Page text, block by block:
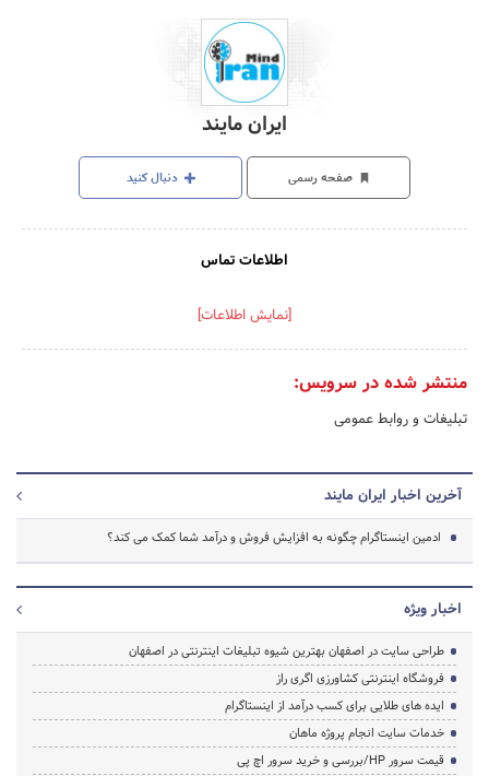
ایران مایند
صفحه رسمی دنبال کنید
اطلاعات تماس
[نمایش اطلاعات]
منتشر شده در سرویس:
تبلیغات و روابط عمومی
آخرین اخبار ایران مایند
ادمین اینستاگرام چگونه به افزایش فروش و درآمد شما کمک می کند؟
اخبار ویژه
طراحی سایت در اصفهان بهترین شیوه تبلیغات اینترنتی در اصفهان
فروشگاه اینترنتی کشاورزی اگری راز
ایده های طلایی برای کسب درآمد از اینستاگرام
خدمات سایت انجام پروژه ماهان
قیمت سرور HP/بررسی و خرید سرور اچ پی